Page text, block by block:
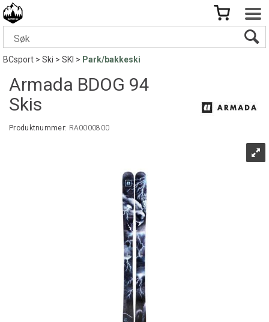
BCsport>Ski>SKI > Park/bakkeski
Armada BDOG 94
Skis
Produktnummer: RA0000800